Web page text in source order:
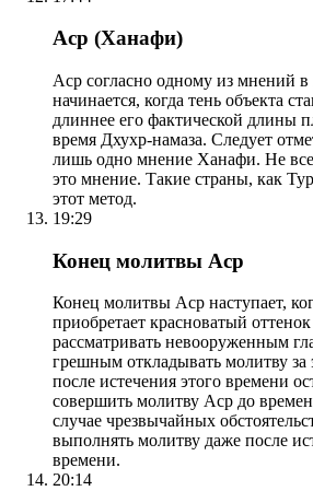
Аср (Ханафи)
Аср согласно одному из мнений
начинается, когда тень объекта
длиннее его фактической длины
время Дхухр-намаза. Следует
лишь одно мнение Ханафи. Не
это мнение. Такие страны, как
этот метод.
19:29
Конец молитвы Аср
Конец молитвы Аср наступает,
приобретает красноватый
рассматривать невооруженным
грешным откладывать молитву за
после истечения этого времени
совершить молитву Аср до
случае чрезвычайных
выполнять молитву даже после
времени.
20:14